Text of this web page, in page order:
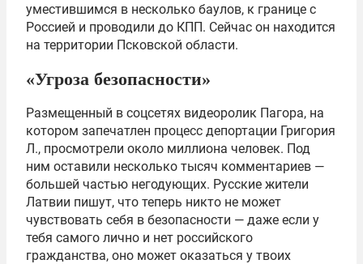
уместившимся в несколько баулов, к границе с
Россией и проводили до КПП. Сейчас он находится
на территории Псковской области.
«Угроза безопасности»
Размещенный в соцсетях видеоролик Пагора, на
котором запечатлен процесс депортации Григория
Л., просмотрели около миллиона человек. Под
ним оставили несколько тысяч комментариев —
большей частью негодующих. Русские жители
Латвии пишут, что теперь никто не может
чувствовать себя в безопасности — даже если у
тебя самого лично и нет российского
гражданства, оно может оказаться у твоих